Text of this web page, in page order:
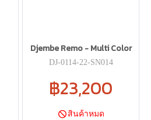
Djembe Remo - Multi Color
DJ-0114-22-SN014
฿23,200
สินค้าหมด